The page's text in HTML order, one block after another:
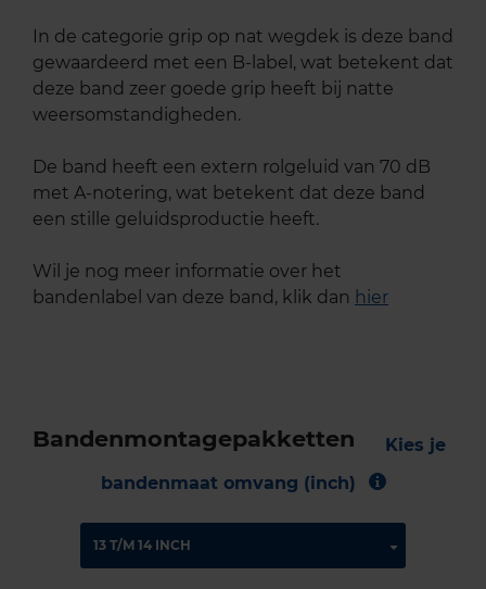
In de categorie grip op nat wegdek is deze band
gewaardeerd met een B-label, wat betekent dat
deze band zeer goede grip heeft bij natte
weersomstandigheden.
De band heeft een extern rolgeluid van 70 dB
met A-notering, wat betekent dat deze band
een stille geluidsproductie heeft.
Wil je nog meer informatie over het
bandenlabel van deze band, klik dan hier
Bandenmontagepakketten
Kies je
bandenmaat omvang (inch)